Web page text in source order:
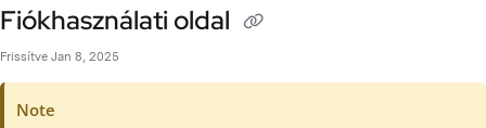
Fiókhasználati oldal
Frissítve Jan 8, 2025
Note